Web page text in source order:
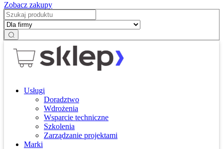
Zobacz zakupy
Usługi
Doradztwo
Wdrożenia
Wsparcie techniczne
Szkolenia
Zarządzanie projektami
Marki